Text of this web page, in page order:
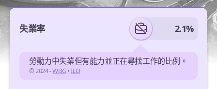
失業率 2.1%
勞動力中失業但有能力並正在尋找工作的比例。
© 2024 -WBG•ILO